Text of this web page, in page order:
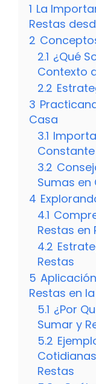
1 La
Restas
2
2.1 ¿Qué
Contexto
2.2
3
Casa
3.1
3.2
Sumas en
4
4.1
Restas en
4.2
Restas
5
Restas en
5.1 ¿Por
Sumar y
5.2
Restas